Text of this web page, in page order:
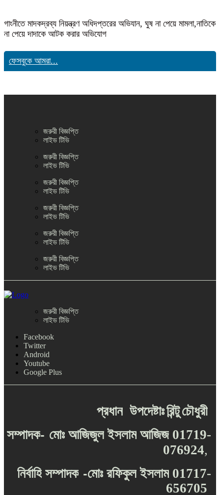
গাংনীতে মাদকদ্রব্য নিয়ন্ত্রণ অধিদপ্তরের অভিযান, ঘুষ না পেয়ে মামলা,নাতিকে
না পেয়ে দাদাকে আটক করার অভিযোগ
ফেসবুকে আমরা...
জরুরী বিজ্ঞপ্তি
লাইভ টিভি
জরুরী বিজ্ঞপ্তি
লাইভ টিভি
জরুরী বিজ্ঞপ্তি
লাইভ টিভি
জরুরী বিজ্ঞপ্তি
লাইভ টিভি
জরুরী বিজ্ঞপ্তি
লাইভ টিভি
জরুরী বিজ্ঞপ্তি
লাইভ টিভি
জরুরী বিজ্ঞপ্তি
লাইভ টিভি
Facebook
Twitter
Android
Youtube
Google Plus
প্রধান উপদেষ্টাঃরিন্টুচৌধুরী
সম্পাদক- মোঃ আজিজুল ইসলাম আজিজ 01719-
076924,
নির্বাহি সম্পাদক -মোঃ রফিকুল ইসলাম 01717-
656705